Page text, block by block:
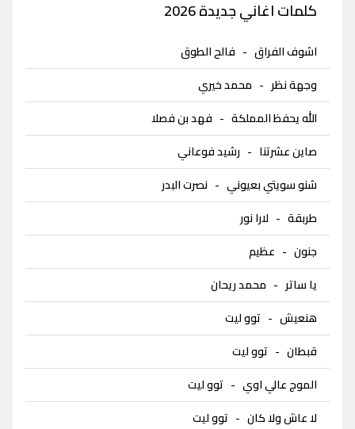
كلمات اغاني جديدة 2026
اشوف الفراق - فالح الطوق
وجهة نظر - محمد خيري
الله يحفظ المملكة - فهد بن فصلا
صاين عشرتنا - رشيد فوعاني
شنو سويتي بعيوني - نصرت البدر
طربقة - لارا نور
جنون - عظيم
يا ساتر - محمد ريحان
هنعيش - توو ليت
قبطان - توو ليت
الموج عالي اوي - توو ليت
لا عاش ولا كان - توو ليت